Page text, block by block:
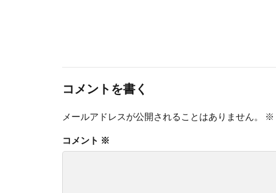
コメントを書く
メールアドレスが公開されることはありません。 ※
コメント ※